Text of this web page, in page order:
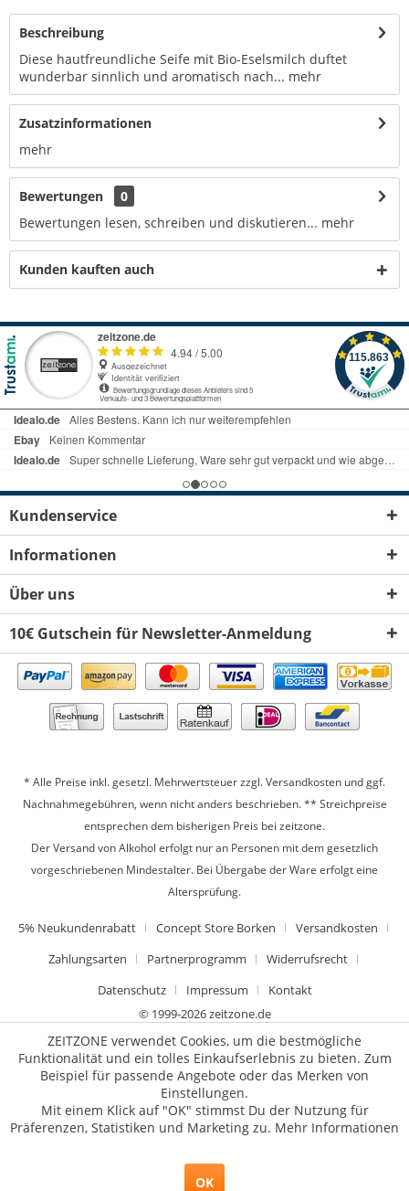
Beschreibung
Diese hautfreundliche Seife mit Bio-Eselsmilch duftet
wunderbar sinnlich und aromatisch nach... mehr
Zusatzinformationen
mehr
Bewertungen
0
Bewertungen lesen, schreiben und diskutieren... mehr
Kunden kauften auch
Kundenservice
Informationen
Über uns
10€ Gutschein für Newsletter-Anmeldung
* Alle Preise inkl. gesetzl. Mehrwertsteuer zzgl.Versandkosten und ggf.
Nachnahmegebühren, wenn nicht anders beschrieben. ** Streichpreise
entsprechen dem bisherigen Preis bei zeitzone.
Der Versand von Alkohol erfolgt nur an Personen mit dem gesetzlich
vorgeschriebenen Mindestalter. Bei Übergabe der Ware erfolgt eine
Altersprüfung.
5% Neukundenrabatt Concept Store Borken
Versandkosten
Zahlungsarten
Partnerprogramm
Widerrufsrecht
Datenschutz
Impressum
Kontakt
© 1999-2026 zeitzone.de
ZEITZONE verwendet Cookies, um die bestmögliche
Funktionalität und ein tolles Einkaufserlebnis zu bieten. Zum
Beispiel für passende Angebote oder das Merken von
Einstellungen.
Mit einem Klick auf "OK" stimmst Du der Nutzung für
Präferenzen, Statistiken und Marketing zu. Mehr Informationen
OK